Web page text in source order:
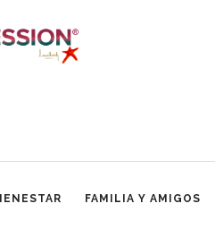
FAMILIA Y AMIGOS